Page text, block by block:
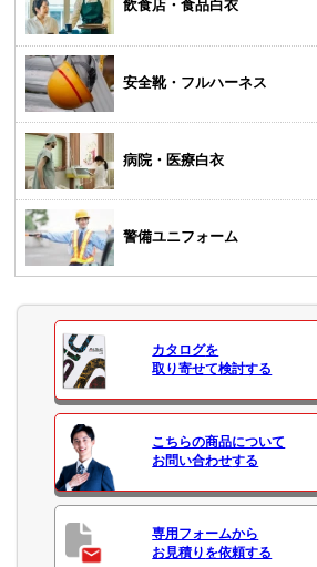
飲食店・食品白衣
安全靴・フルハーネス
病院・医療白衣
警備ユニフォーム
カタログを
取り寄せて検討する
こちらの商品について
お問い合わせする
専用フォームから
お見積り を依頼する